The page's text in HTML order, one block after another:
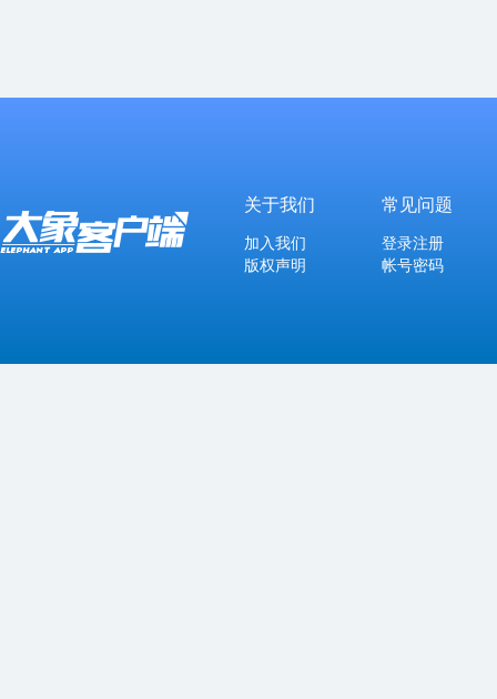
关于我们
加入我们
版权声明
常见问题
登录注册
帐号密码